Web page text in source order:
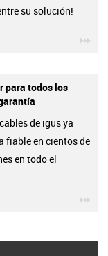
su solución!
para todos los
de igus ya
fiable en cientos de
en todo el